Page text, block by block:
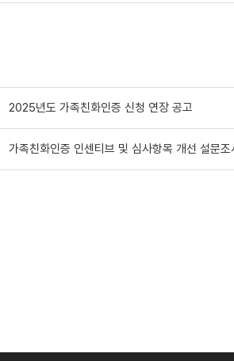
2025년도 가족친화인증 신청 연장 공고
가족친화인증 인센티브 및 심사항목 개선 설문조